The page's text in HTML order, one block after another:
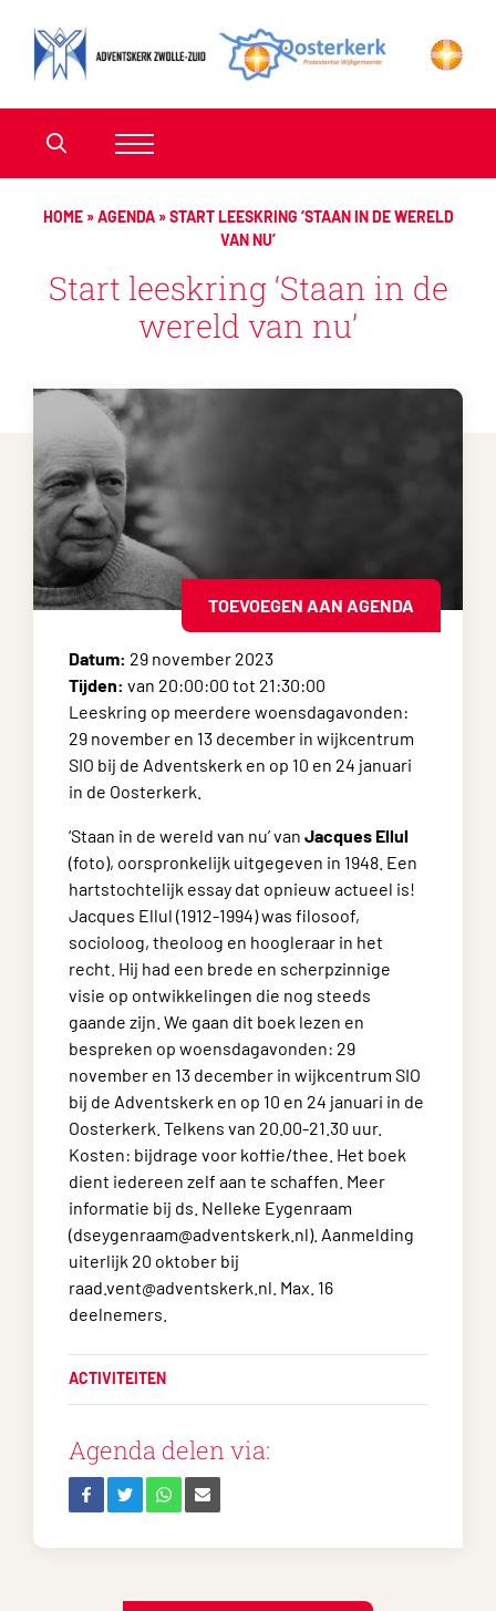
HOME»AGENDA»START LEESKRING ‘STAAN IN DE WERELD
VAN NU’
Start leeskring ‘Staan in de
wereld van nu’
TOEVOEGEN AAN AGENDA
Datum: 29 november 2023
Tijden: van 20:00:00 tot 21:30:00
Leeskring op meerdere woensdagavonden:
29 november en 13 december in wijkcentrum
SIO bij de Adventskerk en op 10 en 24 januari
in de Oosterkerk.
‘Staan in de wereld van nu’ van Jacques Ellul
(foto), oorspronkelijk uitgegeven in 1948. Een
hartstochtelijk essay dat opnieuw actueel is!
Jacques Ellul (1912-1994) was filosoof,
socioloog, theoloog en hoogleraar in het
recht. Hij had een brede en scherpzinnige
visie op ontwikkelingen die nog steeds
gaande zijn. We gaan dit boek lezen en
bespreken op woensdagavonden: 29
november en 13 december in wijkcentrum SIO
bij de Adventskerk en op 10 en 24 januari in de
Oosterkerk. Telkens van 20.00-21.30 uur.
Kosten: bijdrage voor koffie/thee. Het boek
dient iedereen zelf aan te schaffen. Meer
informatie bij ds. Nelleke Eygenraam
(dseygenraam@adventskerk.nl). Aanmelding
uiterlijk 20 oktober bij
raad.vent@adventskerk.nl. Max. 16
deelnemers.
ACTIVITEITEN
Agenda delen via: